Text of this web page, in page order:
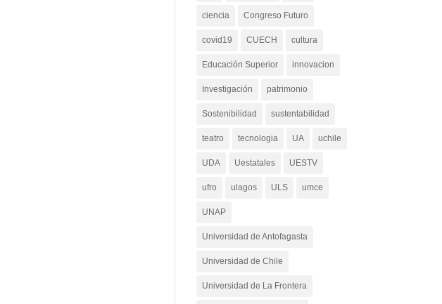
ciencia Congreso Futuro
covid19 CUECH cultura
Educación Superior innovacion
Investigación patrimonio
Sostenibilidad sustentabilidad
teatro tecnologia UA uchile
UDA Uestatales UESTV
ufro ulagos ULS umce
UNAP
Universidad de Antofagasta
Universidad de Chile
Universidad de La Frontera